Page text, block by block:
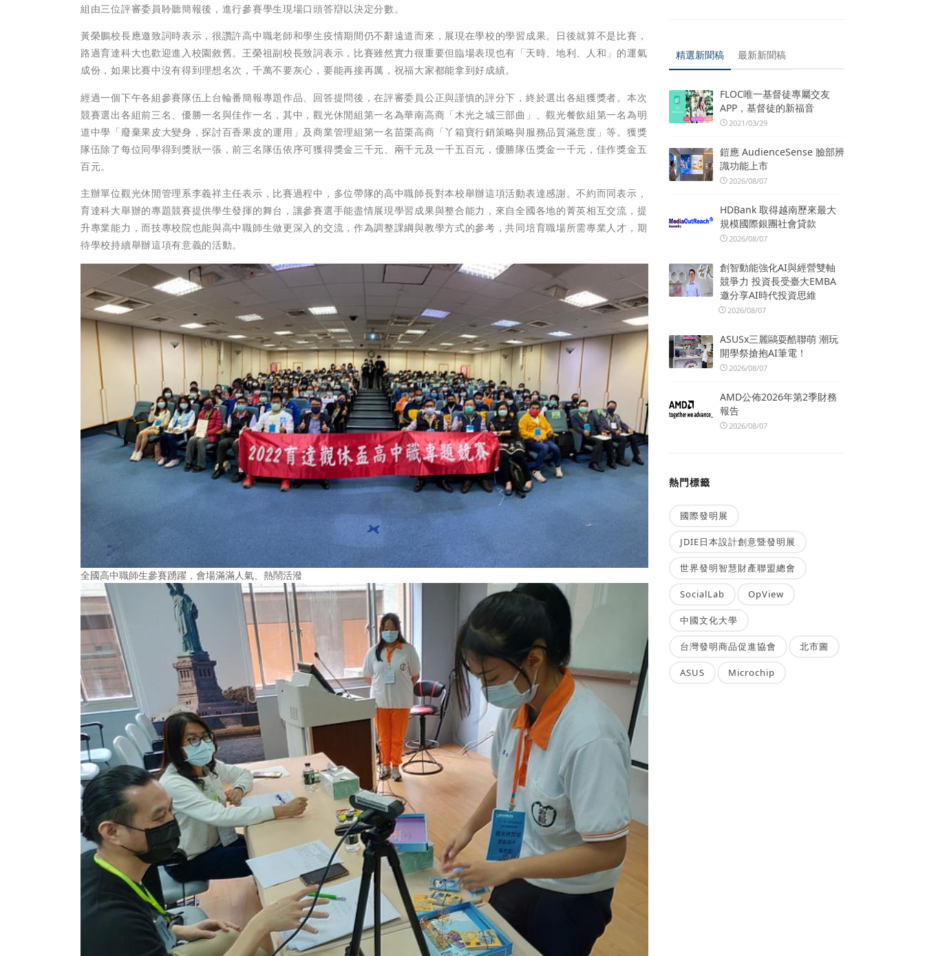
組由三位評審委員聆聽簡報後，進行參賽學生現場口頭答辯以決定分數。
黃榮鵬校長應邀致詞時表示，很讚許高中職老師和學生疫情期間仍不辭遠道而來，展現在學校的學習成果。日後就算不是比賽，
路過育達科大也歡迎進入校園敘舊。王榮祖副校長致詞表示，比賽雖然實力很重要但臨場表現也有「天時、地利、人和」的運氣
成份，如果比賽中沒有得到理想名次，千萬不要灰心，要能再接再厲，祝福大家都能拿到好成績。
經過一個下午各組參賽隊伍上台輪番簡報專題作品、回答提問後，在評審委員公正與謹慎的評分下，終於選出各組獲獎者。本次
競賽選出各組前三名、優勝一名與佳作一名，其中，觀光休閒組第一名為華南高商「木光之城三部曲」、觀光餐飲組第一名為明
道中學「廢棄果皮大變身，探討百香果皮的運用」及商業管理組第一名苗栗高商「丫箱寶行銷策略與服務品質滿意度」等。獲獎
隊伍除了每位同學得到獎狀一張，前三名隊伍依序可獲得獎金三千元、兩千元及一千五百元，優勝隊伍獎金一千元，佳作獎金五
百元。
主辦單位觀光休閒管理系李義祥主任表示，比賽過程中，多位帶隊的高中職師長對本校舉辦這項活動表達感謝。不約而同表示，
育達科大舉辦的專題競賽提供學生發揮的舞台，讓參賽選手能盡情展現學習成果與整合能力，來自全國各地的菁英相互交流，提
升專業能力，而技專校院也能與高中職師生做更深入的交流，作為調整課綱與教學方式的參考，共同培育職場所需專業人才，期
待學校持續舉辦這項有意義的活動。
全國高中職師生參賽踴躍，會場滿滿人氣、熱鬧活潑
精選新聞稿 最新新聞稿
FLOC唯一基督徒專屬交友
APP，基督徒的新福音
2021/03/29
鎧應 AudienceSense 臉部辨
識功能上市
2026/08/07
HDBank 取得越南歷來最大
規模國際銀團社會貸款
2026/08/07
創智動能強化AI與經營雙軸
競爭力 投資長受臺大EMBA
邀分享AI時代投資思維
2026/08/07
ASUSx三麗鷗耍酷聯萌 潮玩
開學祭搶抱AI筆電！
2026/08/07
AMD公佈2026年第2季財務
報告
2026/08/07
熱門標籤
國際發明展
JDIE日本設計創意暨發明展
世界發明智慧財產聯盟總會
SocialLab OpView
中國文化大學
台灣發明商品促進協會 北市圖
ASUS Microchip